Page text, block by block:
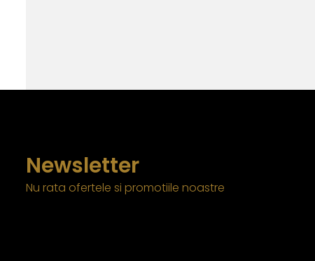
Newsletter
Nu rata ofertele si promotiile noastre